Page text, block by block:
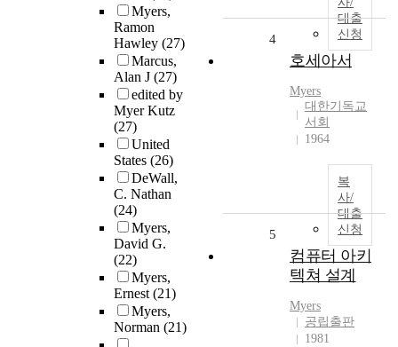
Myers,
Ramon
Hawley (27)
Marcus,
Alan J (27)
edited by
Myer Kutz
(27)
United
States (26)
DeWall,
C. Nathan
(24)
Myers,
David G.
(22)
Myers,
Ernest(21)
Myers,
Norman (21)
대출
신청
4
호세아서
Myers
대한기독교
서회
1964
복
사/
대출
신청
5
컴퓨터 아키
텍쳐 설계
Myers
공립출판
1981